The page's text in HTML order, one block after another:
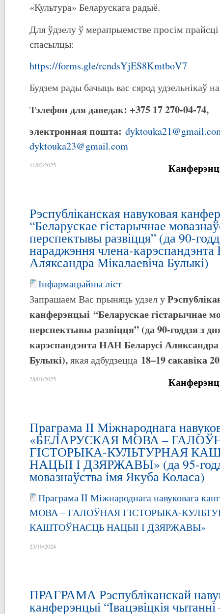
«Культура» Беларускага радыё.
Для ўдзелу ў мерапрыемстве просім
спасылцы:
https://forms.gle/rcndsYjES8KmtboV7
Будзем рады бачыць вас сярод удзельнікаў
Тэлефон для даведак: +375 17 270-04-74,
электронная пошта:
dyktouka23@gmail.com
11/02/2025
Рэспубліканская навуковая
“Беларускае гістарычнае
перспектывы развіцця” (да 90-
нараджэння члена-
Аляксандра Мікалаевіча Булыкі)
Інфармацыйны ліст
Запрашаем Вас прыняць удзел у
канферэнцыі “Беларускае гістарычнае
перспектывы развіцця” (да 90-годдзя з
карэспандэнта НАН Беларусі
Булыкі),якая адбудзецца 18–19 сакавіка20
28/01/2025
Праграма II Міжнароднага
«БЕЛАРУСКАЯ МОВА –
ГІСТОРЫКА-КУЛЬТУРНАЯ
НАЦЫІ І ДЗЯРЖАВЫ» (да 95-
мовазнаўства імя Якуба Коласа)
Праграма II Міжнароднага навуковага
МОВА – ГАЛОЎНАЯ ГІСТОРЫКА-
КАШТОЎНАСЦЬ НАЦЫІ І ДЗЯРЖАВЫ»
25/10/2024
ПРАГРАМА Рэспубліканскай
канферэнцыі “Івацэвіцкія